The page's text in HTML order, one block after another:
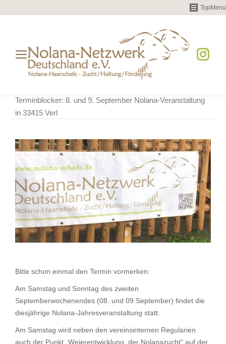
TopMenu
window
Terminblocker: 8. und 9. September Nolana-Veranstaltung
in 33415 Verl
Bitte schon einmal den Termin vormerken:
Am Samstag und Sonntag des zweiten
Septemberwochenendes (08. und 09.September) findet die
diesjährige Nolana-Jahresveranstaltung statt.
Am Samstag wird neben den vereinsinternen Regularien
auch der Punkt „Weierentwicklung der Nolanazucht“ auf der